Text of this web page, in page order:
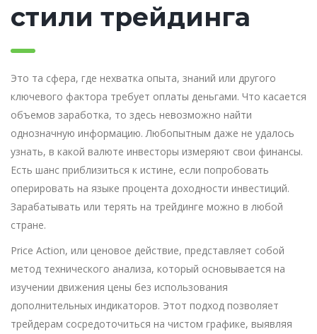
стили трейдинга
Это та сфера, где нехватка опыта, знаний или другого
ключевого фактора требует оплаты деньгами. Что касается
объемов заработка, то здесь невозможно найти
однозначную информацию. Любопытным даже не удалось
узнать, в какой валюте инвесторы измеряют свои финансы.
Есть шанс приблизиться к истине, если попробовать
оперировать на языке процента доходности инвестиций.
Зарабатывать или терять на трейдинге можно в любой
стране.
Price Action, или ценовое действие, представляет собой
метод технического анализа, который основывается на
изучении движения цены без использования
дополнительных индикаторов. Этот подход позволяет
трейдерам сосредоточиться на чистом графике, выявляя